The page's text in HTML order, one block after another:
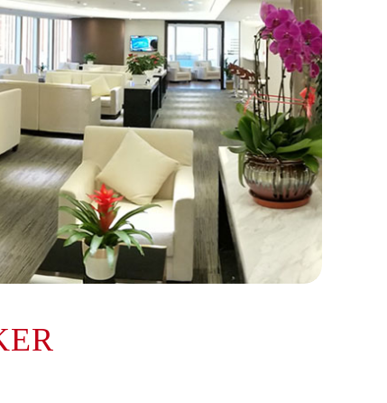
约）